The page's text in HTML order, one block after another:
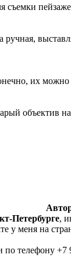
съемки
ручная,
их можно
объектив
Петербурге,
у меня на
по телефону